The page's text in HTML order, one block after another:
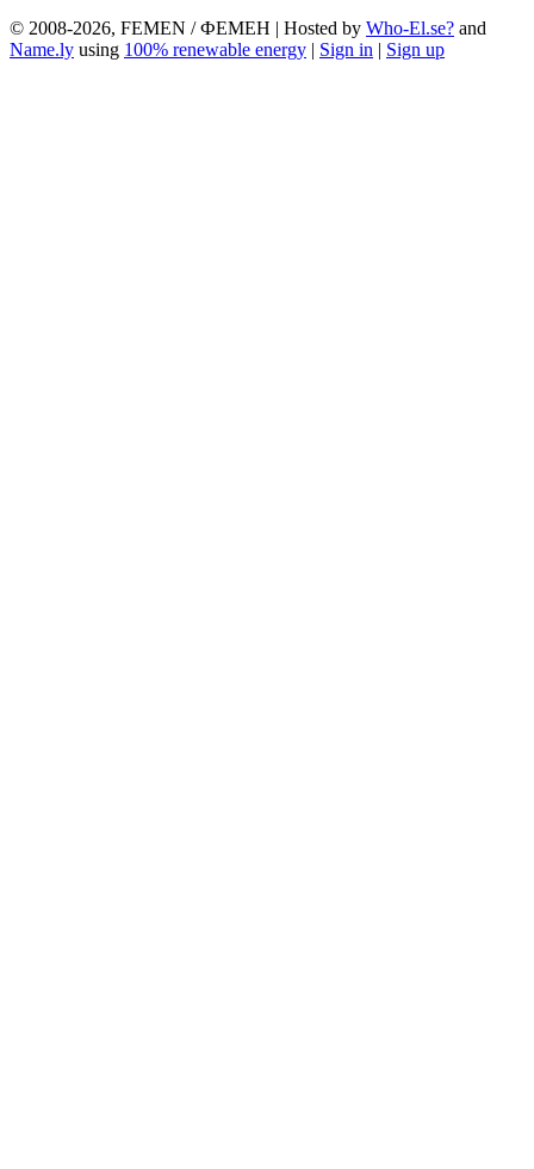
© 2008-2026, FEMEN / ФЕМЕН | Hosted by Who-El.se? and
Name.ly using 100% renewable energy | Sign in | Sign up